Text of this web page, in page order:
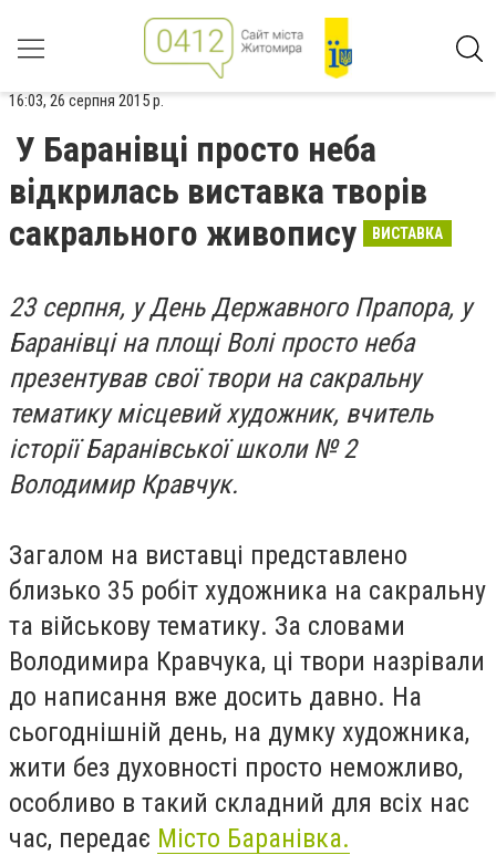
16:03, 26 серпня 2015 р.
У Баранівці просто неба
відкрилась виставка творів
сакрального живопису
ВИСТАВКА
23 серпня, у День Державного Прапора, у
Баранівці на площі Волі просто неба
презентував свої твори на сакральну
тематику місцевий художник, вчитель
історії Баранівської школи № 2
Володимир Кравчук.
Загалом на виставці представлено
близько 35 робіт художника на сакральну
та військову тематику. За словами
Володимира Кравчука, ці твори назрівали
до написання вже досить давно. На
сьогоднішній день, на думку художника,
жити без духовності просто неможливо,
особливо в такий складний для всіх нас
час, передає Місто Баранівка.